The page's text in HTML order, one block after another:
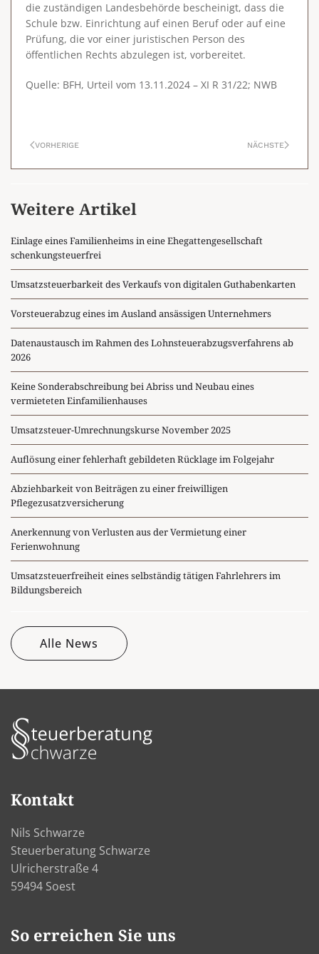
die zuständigen Landesbehörde bescheinigt, dass die
Schule bzw. Einrichtung auf einen Beruf oder auf eine
Prüfung, die vor einer juristischen Person des
öffentlichen Rechts abzulegen ist, vorbereitet.
Quelle: BFH, Urteil vom 13.11.2024 – XI R 31/22; NWB
VORHERIGE NÄCHSTE
Weitere Artikel
Einlage eines Familienheims in eine Ehegattengesellschaft
schenkungsteuerfrei
Umsatzsteuerbarkeit des Verkaufs von digitalen Guthabenkarten
Vorsteuerabzug eines im Ausland ansässigen Unternehmers
Datenaustausch im Rahmen des Lohnsteuerabzugsverfahrens ab
2026
Keine Sonderabschreibung bei Abriss und Neubau eines
vermieteten Einfamilienhauses
Umsatzsteuer-Umrechnungskurse November 2025
Auflösung einer fehlerhaft gebildeten Rücklage im Folgejahr
Abziehbarkeit von Beiträgen zu einer freiwilligen
Pflegezusatzversicherung
Anerkennung von Verlusten aus der Vermietung einer
Ferienwohnung
Umsatzsteuerfreiheit eines selbständig tätigen Fahrlehrers im
Bildungsbereich
Alle News
Kontakt
Nils Schwarze
Steuerberatung Schwarze
Ulricherstraße 4
59494 Soest
So erreichen Sie uns